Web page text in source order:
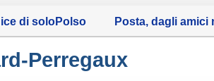
di soloPolso Posta, dagli amici
Perregaux